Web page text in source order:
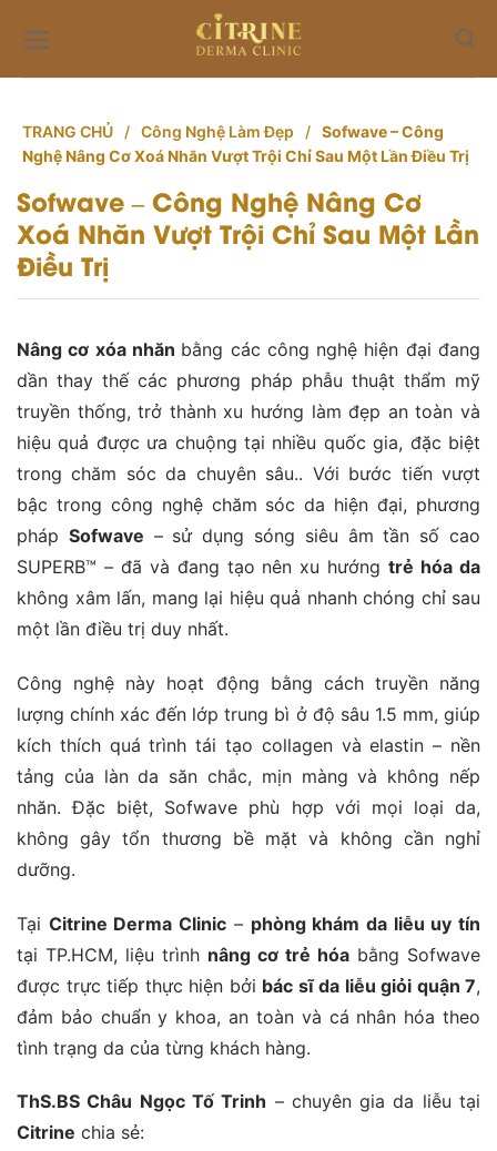
content
TRANG CHỦ / Công Nghệ Làm Đẹp / Sofwave – Công
Nghệ Nâng Cơ Xoá Nhăn Vượt Trội Chỉ Sau Một Lần Điều Trị
Sofwave – Công Nghệ Nâng Cơ
Xoá Nhăn Vượt Trội Chỉ Sau Một Lần
Điều Trị
Nâng cơ xóa nhăn bằng các công nghệ hiện đại đang
dần thay thế các phương pháp phẫu thuật thẩm mỹ
truyền thống, trở thành xu hướng làm đẹp an toàn và
hiệu quả được ưa chuộng tại nhiều quốc gia, đặc biệt
trong chăm sóc da chuyên sâu.. Với bước tiến vượt
bậc trong công nghệ chăm sóc da hiện đại, phương
pháp Sofwave – sử dụng sóng siêu âm tần số cao
SUPERB™ – đã và đang tạo nên xu hướngtrẻ hóa da
không xâm lấn, mang lại hiệu quả nhanh chóng chỉ sau
một lần điều trị duy nhất.
Công nghệ này hoạt động bằng cách truyền năng
lượng chính xác đến lớp trung bì ở độ sâu 1.5 mm, giúp
kích thích quá trình tái tạo collagen và elastin – nền
tảng của làn da săn chắc, mịn màng và không nếp
nhăn. Đặc biệt, Sofwave phù hợp với mọi loại da,
không gây tổn thương bề mặt và không cần nghỉ
dưỡng.
Tại Citrine Derma Clinic – phòng khám da liễu uy tín
tại TP.HCM, liệu trình nâng cơ trẻ hóa bằng Sofwave
được trực tiếp thực hiện bởi bác sĩ da liễu giỏi quận 7,
đảm bảo chuẩn y khoa, an toàn và cá nhân hóa theo
tình trạng da của từng khách hàng.
ThS.BS Châu Ngọc Tố Trinh – chuyên gia da liễu tại
Citrine chia sẻ: